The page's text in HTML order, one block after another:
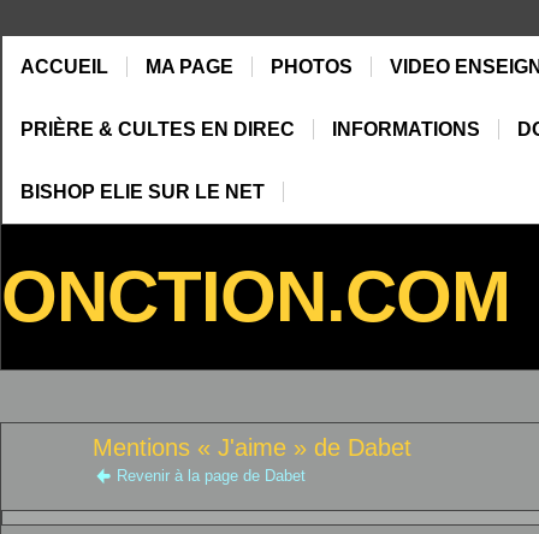
ACCUEIL MA PAGE PHOTOS VIDEO
PRIÈRE & CULTES EN DIREC INFORMATIONS
BISHOP ELIE SUR LE NET
ONCTION.COM
Mentions « J'aime » de Dabet
Revenir à la page de Dabet